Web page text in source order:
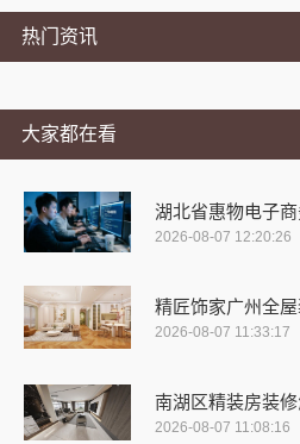
热门资讯
大家都在看
湖北省惠物电子
2026-08-07 12:20:26
精匠饰家广州全
2026-08-07 11:33:17
南湖区精装房装
2026-08-07 11:08:16